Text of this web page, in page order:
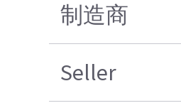
制造商
Seller